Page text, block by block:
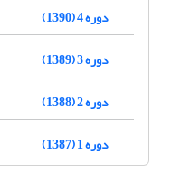
دوره 4 (1390)
دوره 3 (1389)
دوره 2 (1388)
دوره 1 (1387)